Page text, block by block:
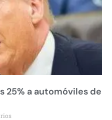
25% a automóviles de